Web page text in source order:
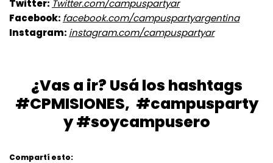
Twitter: Twitter.com/campuspartyar
Facebook: facebook.com/campuspartyargentina
Instagram: instagram.com/campuspartyar
¿Vas a ir? Usá los hashtags
#CPMISIONES, #campusparty
y #soycampusero
Compartí esto: